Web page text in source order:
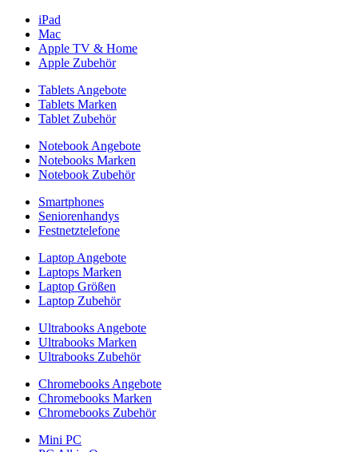
iPad
Mac
Apple TV & Home
Apple Zubehör
Tablets Angebote
Tablets Marken
Tablet Zubehör
Notebook Angebote
Notebooks Marken
Notebook Zubehör
Smartphones
Seniorenhandys
Festnetztelefone
Laptop Angebote
Laptops Marken
Laptop Größen
Laptop Zubehör
Ultrabooks Angebote
Ultrabooks Marken
Ultrabooks Zubehör
Chromebooks Angebote
Chromebooks Marken
Chromebooks Zubehör
Mini PC